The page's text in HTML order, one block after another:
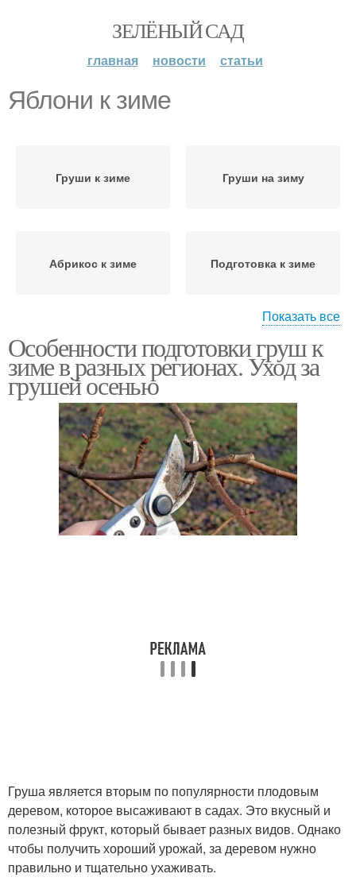
ЗЕЛЁНЫЙ САД
главная новости статьи
Яблони к зиме
Груши к зиме Груши на зиму
Абрикос к зиме Подготовка к зиме
Растения к зиме Дерева к зиме
Растения под зиму Яблони на зиму
Яблоня на зиму Дерева на зиму
Показать все
Особенности подготовки груш к
зиме в разных регионах. Уход за
грушей осенью
Груша является вторым по популярности плодовым
деревом, которое высаживают в садах. Это вкусный и
полезный фрукт, который бывает разных видов. Однако
чтобы получить хороший урожай, за деревом нужно
правильно и тщательно ухаживать.